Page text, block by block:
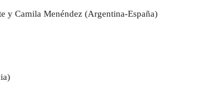
y Camila Menéndez (Argentina-España)